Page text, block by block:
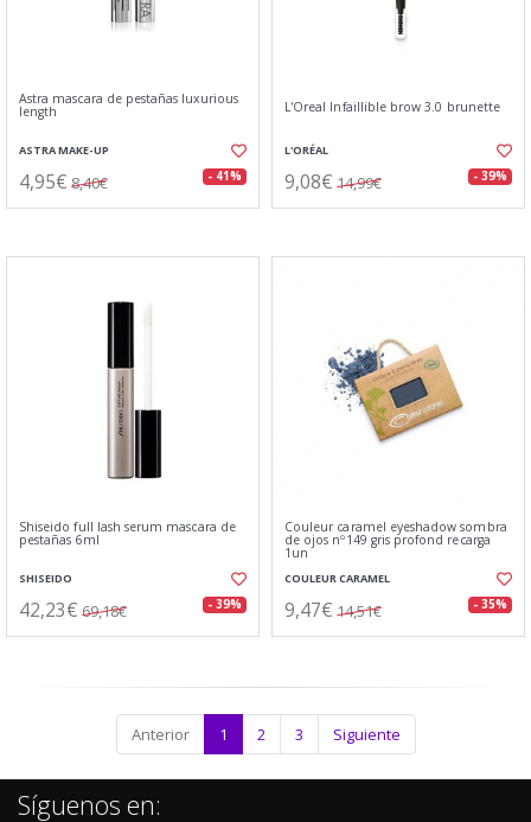
Astra mascara de pestañas luxurious
length
ASTRA MAKE-UP
4,95€ 8,40€ - 41%
L'Oreal Infaillible brow 3.0 brunette
L'ORÉAL
9,08€ 14,99€ - 39%
Shiseido full lash serum mascara de
pestañas 6ml
SHISEIDO
42,23€ 69,18€ - 39%
Couleur caramel eyeshadow sombra
de ojos nº149 gris profond recarga
1un
COULEUR CARAMEL
9,47€ 14,51€ - 35%
Anterior 1 2 3 Siguiente
Síguenos en: